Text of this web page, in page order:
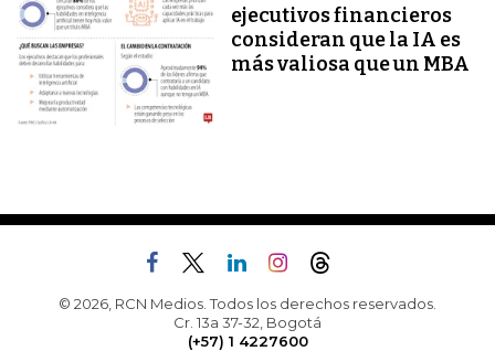
ejecutivos financieros
consideran que la IA es
más valiosa que un MBA
© 2026, RCN Medios. Todos los derechos reservados.
Cr. 13a 37-32, Bogotá
(+57) 1 4227600